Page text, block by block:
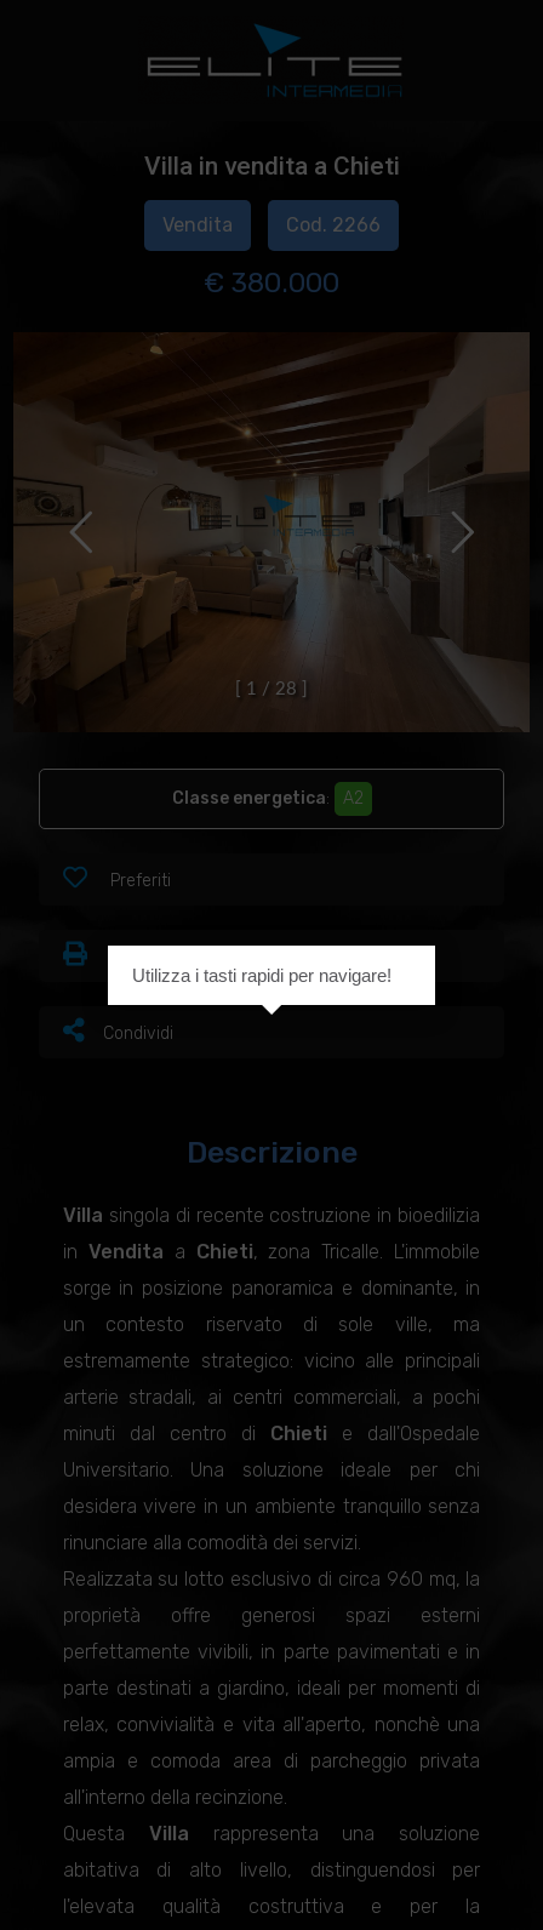
Villa in vendita a Chieti
Vendita Cod. 2266
€ 380.000
1 / 28
Classe energetica: A2
Preferiti
Condividi
Descrizione
Villa singola di recente costruzione in bioedilizia
in Vendita a Chieti, zona Tricalle. L'immobile
sorge in posizione panoramica e dominante, in
un contesto riservato di sole ville, ma
estremamente strategico: vicino alle principali
arterie stradali, ai centri commerciali, a pochi
minuti dal centro di Chieti e dall'Ospedale
Universitario. Una soluzione ideale per chi
desidera vivere in un ambiente tranquillo senza
rinunciare alla comodità dei servizi.
Realizzata su lotto esclusivo di circa 960 mq, la
proprietà offre generosi spazi esterni
perfettamente vivibili, in parte pavimentati e in
parte destinati a giardino, ideali per momenti di
relax, convivialità e vita all'aperto, nonchè una
ampia e comoda area di parcheggio privata
all'interno della recinzione.
Questa Villa rappresenta una soluzione
abitativa di alto livello, distinguendosi per
l'elevata qualità costruttiva e per la
Utilizza i tasti rapidi per navigare!